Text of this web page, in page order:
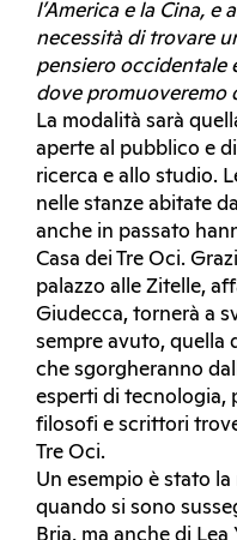
l’America e la Cina, e
necessità di trovare
pensiero occidentale
dove promuoveremo
La modalità sarà
aperte al pubblico e
ricerca e allo studio.
nelle stanze abitate
anche in passato
Casa dei Tre Oci.
palazzo alle Zitelle,
Giudecca, tornerà a
sempre avuto, quella
che sgorgheranno
esperti di tecnologia,
filosofi e scrittori
Tre Oci.
Un esempio è stato
quando si sono
Bria, ma anche di